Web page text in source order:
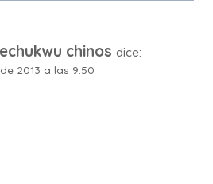
chinos dice:
2013 a las 9:50